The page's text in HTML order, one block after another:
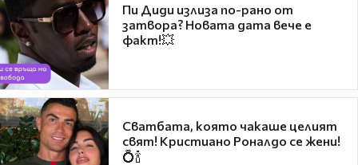
Пи Диди излиза по-рано от
затвора? Новата дата вече е
факт!💥
Сватбата, която чакаше целият
свят! Кристиано Роналдо се жени!
💍🍾